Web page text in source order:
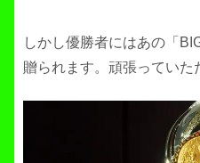
しかし優勝者にはあの「
贈られます。頑張っていた